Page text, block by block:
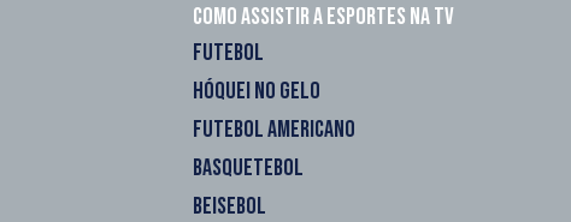
Como assistir a esportes na TV
FUTEBOL
HÓQUEI NO GELO
FUTEBOL AMERICANO
BASQUETEBOL
BEISEBOL